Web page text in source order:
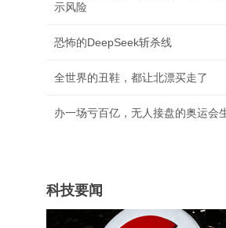
示风险
恐怖的DeepSeek斩杀线
全世界的丑鞋，都让北漂买走了
办一场亏百亿，无人接盘的奥运会
科技要闻